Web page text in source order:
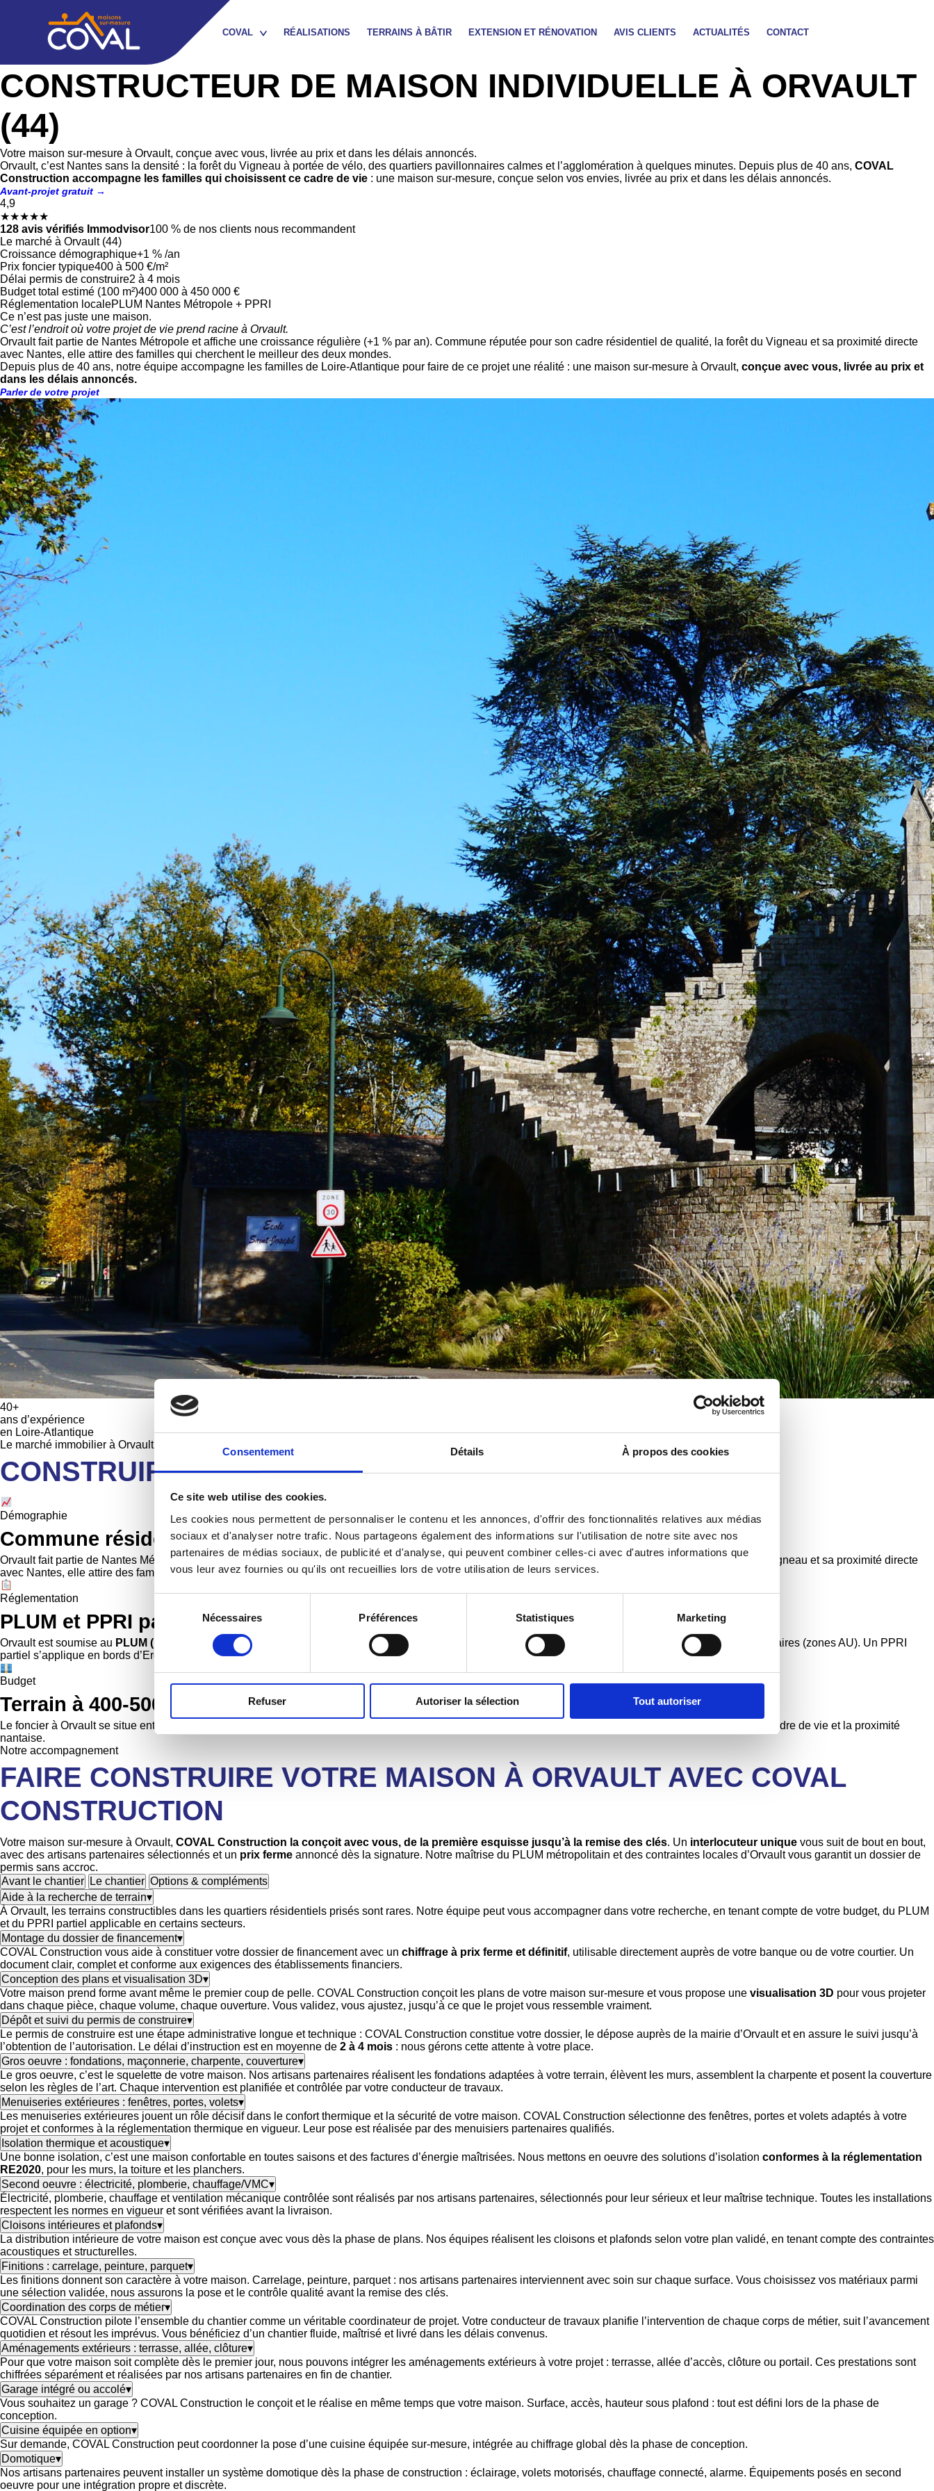
Consentement Détails À propos des cookies
Ce site web utilise des cookies.
Les cookies nous permettent de personnaliser le contenu et les annonces, d'offrir des fonctionnalités relatives aux médias
sociaux et d'analyser notre trafic. Nous partageons également des informations sur l'utilisation de notre site avec nos
partenaires de médias sociaux, de publicité et d'analyse, qui peuvent combiner celles-ci avec d'autres informations que
vous leur avez fournies ou qu'ils ont recueillies lors de votre utilisation de leurs services.
du
consentement
Nécessaires Préférences Statistiques Marketing
Refuser Autoriser la sélection Tout autoriser
COVAL
QUI SOMMES-NOUS ?
NOTRE RÉSEAU
D’ARTISANS PARTENAIRES
RÉALISATIONS TERRAINS À BÂTIR EXTENSION ET RÉNOVATION AVIS CLIENTS ACTUALITÉS CONTACT
Constructeur de maison depuis plus de 40 ans en Loire-Atlantique
CONSTRUCTEUR DE MAISON INDIVIDUELLE À ORVAULT
(44)
Votre maison sur-mesure à Orvault, conçue avec vous, livrée au prix et dans les délais annoncés.
Orvault, c’est Nantes sans la densité : la forêt du Vigneau à portée de vélo, des quartiers pavillonnaires calmes et l’agglomération à quelques minutes. Depuis plus de 40 ans, COVAL
Construction accompagne les familles qui choisissent ce cadre de vie : une maison sur-mesure, conçue selon vos envies, livrée au prix et dans les délais annoncés.
Avant-projet gratuit →
4,9
★★★★★
128 avis vérifiés Immodvisor100 % de nos clients nous recommandent
Le marché à Orvault (44)
Croissance démographique+1 % /an
Prix foncier typique400 à 500 €/m²
Délai permis de construire2 à 4 mois
Budget total estimé (100 m²)400 000 à 450 000 €
Réglementation localePLUM Nantes Métropole + PPRI
Ce n’est pas juste une maison.
C’est l’endroit où votre projet de vie prend racine à Orvault.
Orvault fait partie de Nantes Métropole et affiche une croissance régulière (+1 % par an). Commune réputée pour son cadre résidentiel de qualité, la forêt du Vigneau et sa proximité directe
avec Nantes, elle attire des familles qui cherchent le meilleur des deux mondes.
Depuis plus de 40 ans, notre équipe accompagne les familles de Loire-Atlantique pour faire de ce projet une réalité : une maison sur-mesure à Orvault, conçue avec vous, livrée au prix et
dans les délais annoncés.
Parler de votre projet
40+
ans d’expérience
en Loire-Atlantique
Le marché immobilier à Orvault
CONSTRUIRE À ORVAULT : CE QU’IL FAUT SAVOIR
Démographie
Commune résidentielle prisée de Nantes Métropole, 27 000 habitants
Orvault fait partie de Nantes Métropole et affiche une croissance régulière (+1 % par an). Commune réputée pour son cadre résidentiel de qualité, la forêt du Vigneau et sa proximité directe
avec Nantes, elle attire des familles qui cherchent le meilleur des deux mondes.
Réglementation
PLUM et PPRI partiel : contraintes à vérifier selon la localisation
Orvault est soumise au PLUM (Plan Local d’Urbanisme Métropolitain)
de Nantes Métropole. Les zones constructibles se situent dans les quartiers pavillonnaires (zones AU). Un PPRI
partiel s’applique en bords d’Erdre : la vérification du zonage de votre parcelle est obligatoire. Délai d’instruction du permis :
en moyenne de 2 à 4 mois
Budget
Terrain à 400-500 €/m² : un foncier périurbain résidentiel
Le foncier à Orvault se situe entre 400 et 500 €/m², pour des surfaces de 400 à 600 m². Un budget terrain plus élevé qu’en rurale, compensé par la qualité du cadre de vie et la proximité
nantaise.
Notre accompagnement
FAIRE CONSTRUIRE VOTRE MAISON À ORVAULT AVEC COVAL
CONSTRUCTION
Votre maison sur-mesure à Orvault, COVAL Construction la conçoit avec vous, de la première esquisse jusqu’à la remise des clés. Un interlocuteur unique vous suit de bout en bout,
avec des artisans partenaires sélectionnés et un prix ferme annoncé dès la signature. Notre maîtrise du PLUM métropolitain et des contraintes locales d’Orvault vous garantit un dossier de
permis sans accroc.
Avant le chantier
Le chantier Options & compléments
Aide à la recherche de terrain▾
À Orvault, les terrains constructibles dans les quartiers résidentiels prisés sont rares. Notre équipe peut vous accompagner dans votre recherche, en tenant compte de votre budget, du PLUM
et du PPRI partiel applicable en certains secteurs.
Montage du dossier de financement▾
COVAL Construction vous aide à constituer votre dossier de financement avec un chiffrage à prix ferme et définitif, utilisable directement auprès de votre banque ou de votre courtier. Un
document clair, complet et conforme aux exigences des établissements financiers.
Conception des plans et visualisation 3D▾
Votre maison prend forme avant même le premier coup de pelle. COVAL Construction conçoit les plans de votre maison sur-mesure et vous propose une visualisation 3D pour vous projeter
dans chaque pièce, chaque volume, chaque ouverture. Vous validez, vous ajustez, jusqu’à ce que le projet vous ressemble vraiment.
Dépôt et suivi du permis de construire▾
Le permis de construire est une étape administrative longue et technique : COVAL Construction constitue votre dossier, le dépose auprès de la mairie d’Orvault et en assure le suivi jusqu’à
l’obtention de l’autorisation. Le délai d’instruction est en moyenne de 2 à 4 mois : nous gérons cette attente à votre place.
Gros oeuvre : fondations, maçonnerie, charpente, couverture▾
Le gros oeuvre, c’est le squelette de votre maison. Nos artisans partenaires réalisent les fondations adaptées à votre terrain, élèvent les murs, assemblent la charpente et posent la couverture
selon les règles de l’art. Chaque intervention est planifiée et contrôlée par votre conducteur de travaux.
Menuiseries extérieures : fenêtres, portes, volets▾
Les menuiseries extérieures jouent un rôle décisif dans le confort thermique et la sécurité de votre maison. COVAL Construction sélectionne des fenêtres, portes et volets adaptés à votre
projet et conformes à la réglementation thermique en vigueur. Leur pose est réalisée par des menuisiers partenaires qualifiés.
Isolation thermique et acoustique▾
Une bonne isolation, c’est une maison confortable en toutes saisons et des factures d’énergie maîtrisées. Nous mettons en oeuvre des solutions d’isolation conformes à la réglementation
RE2020, pour les murs, la toiture et les planchers.
Second oeuvre : électricité, plomberie, chauffage/VMC▾
Électricité, plomberie, chauffage et ventilation mécanique contrôlée sont réalisés par nos artisans partenaires, sélectionnés pour leur sérieux et leur maîtrise technique. Toutes les installations
respectent les normes en vigueur et sont vérifiées avant la livraison.
Cloisons intérieures et plafonds▾
La distribution intérieure de votre maison est conçue avec vous dès la phase de plans. Nos équipes réalisent les cloisons et plafonds selon votre plan validé, en tenant compte des contraintes
acoustiques et structurelles.
Finitions : carrelage, peinture, parquet▾
Les finitions donnent son caractère à votre maison. Carrelage, peinture, parquet : nos artisans partenaires interviennent avec soin sur chaque surface. Vous choisissez vos matériaux parmi
une sélection validée, nous assurons la pose et le contrôle qualité avant la remise des clés.
Coordination des corps de métier▾
COVAL Construction pilote l’ensemble du chantier comme un véritable coordinateur de projet. Votre conducteur de travaux planifie l’intervention de chaque corps de métier, suit l’avancement
quotidien et résout les imprévus. Vous bénéficiez d’un chantier fluide, maîtrisé et livré dans les délais convenus.
Aménagements extérieurs : terrasse, allée, clôture▾
Pour que votre maison soit complète dès le premier jour, nous pouvons intégrer les aménagements extérieurs à votre projet : terrasse, allée d’accès, clôture ou portail. Ces prestations sont
chiffrées séparément et réalisées par nos artisans partenaires en fin de chantier.
Garage intégré ou accolé▾
Vous souhaitez un garage ? COVAL Construction le conçoit et le réalise en même temps que votre maison. Surface, accès, hauteur sous plafond : tout est défini lors de la phase de
conception.
Cuisine équipée en option▾
Sur demande, COVAL Construction peut coordonner la pose d’une cuisine équipée sur-mesure, intégrée au chiffrage global dès la phase de conception.
Domotique▾
Nos artisans partenaires peuvent installer un système domotique dès la phase de construction : éclairage, volets motorisés, chauffage connecté, alarme. Équipements posés en second
oeuvre pour une intégration propre et discrète.